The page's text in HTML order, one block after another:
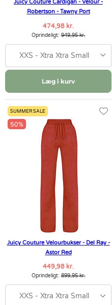
Juicy Couture Cardigan - Velour -
Robertson - Tawny Port
474,98 kr.
Oprindeligt:949,95 kr.
XXS - Xtra Xtra Small
Læg i kurv
SUMMER SALE
50%
Juicy Couture Velourbukser - Del Ray -
Astor Red
449,98 kr.
Oprindeligt:899,95 kr.
XXS - Xtra Xtra Small